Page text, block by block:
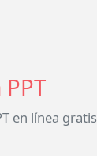
en línea gratis